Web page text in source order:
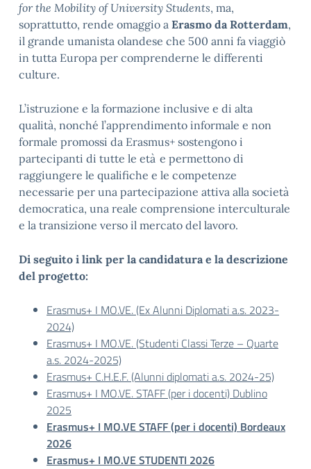
for the Mobility of University Students, ma,
soprattutto, rende omaggio a Erasmo da Rotterdam,
il grande umanista olandese che 500 anni fa viaggiò
in tutta Europa per comprenderne le differenti
culture.
L’istruzione e la formazione inclusive e di alta
qualità, nonché l’apprendimento informale e non
formale promossi da Erasmus+ sostengono i
partecipanti di tutte le età e permettono di
raggiungere le qualifiche e le competenze
necessarie per una partecipazione attiva alla società
democratica, una reale comprensione interculturale
e la transizione verso il mercato del lavoro.
Di seguito i link per la candidatura e la descrizione
del progetto:
Erasmus+ I MO.VE. (Ex Alunni Diplomati a.s. 2023-
2024)
Erasmus+ I MO.VE. (Studenti Classi Terze – Quarte
a.s. 2024-2025)
Erasmus+ C.H.E.F. (Alunni diplomati a.s. 2024-25)
Erasmus+ I MO.VE. STAFF (per i docenti) Dublino
2025
Erasmus+ I MO.VE STAFF (per i docenti) Bordeaux
2026
Erasmus+ I MO.VE STUDENTI 2026